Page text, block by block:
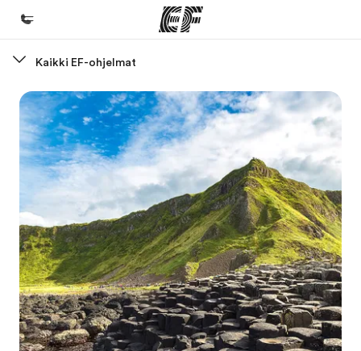
Tervetuloa EF:n maailmaan
Kaikki EF-ohjelmat
Katso mitä kaikkea teemme
EF-toimistot
Etsi toimisto lähelläsi
Tietoa Meistä -sivustolla
Tutustu meihin tarkemmin
Työpaikat EF:llä
Liity joukkoomme
Kaikki EF-ohjelmat